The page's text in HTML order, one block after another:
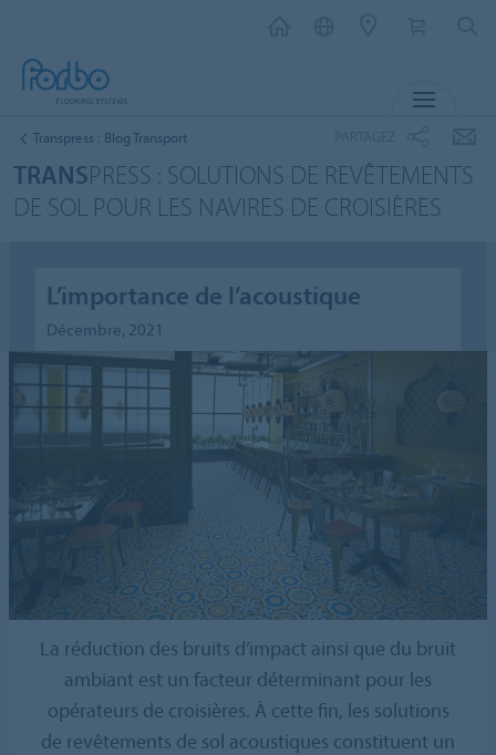
Transpress : Blog Transport
TRANSPRESS : SOLUTIONS DE REVÊTEMENTS
DE SOL POUR LES NAVIRES DE CROISIÈRES
L’importance de l’acoustique
Décembre, 2021
La réduction des bruits d’impact ainsi que du bruit
ambiant est un facteur déterminant pour les
opérateurs de croisières. À cette fin, les solutions
de revêtements de sol acoustiques constituent un